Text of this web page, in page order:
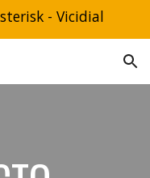
- Vicidial